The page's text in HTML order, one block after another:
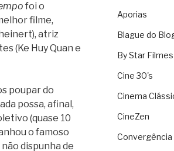
foi o
filme,
atriz
(Ke Huy Quan e
poupar do
possa, afinal,
(quase 10
o famoso
dispunha de
Aporias
Blague do
By Star Filmes
Cine 30's
Cinema
CineZen
Convergência